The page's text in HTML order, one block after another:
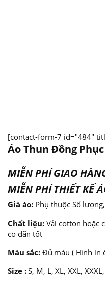
[contact-form-7 id="484"
Áo Thun Đồng
MIỄN PHÍ GIAO
MIỄN PHÍ THIẾT KẾ
Giá áo: Phụ thuộc Số
Chất liệu: Vải cotton hoặc
co dãn tốt
Màu sắc: Đủ màu ( Hình in
Size : S, M, L, XL, XXL,